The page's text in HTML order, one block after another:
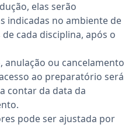
elas serão
indicadas no ambiente de
cada disciplina, após o
anulação ou cancelamento
ao preparatório será
contar da data da
pode ser ajustada por